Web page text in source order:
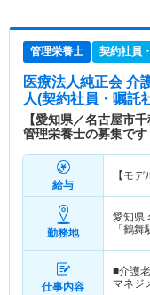
管理栄養士 契約社員
医療法人純正会 介
人(契約社員・嘱託
【愛知県／名古屋市
管理栄養士の募集です
給与
【モデ
勤務地
愛知県
「鶴
仕事内容
■介護
マネジ